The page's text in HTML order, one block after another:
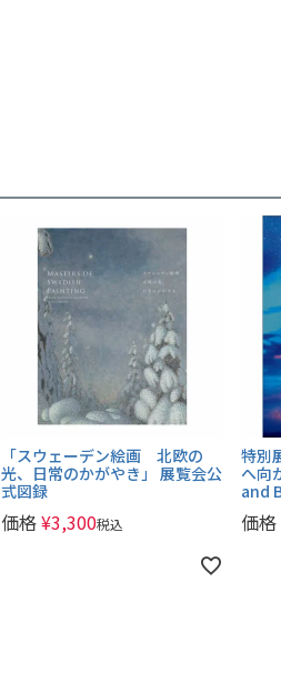
「スウェーデン絵画 北欧の
光、日常のかがやき」 展覧会公
式図録
価格¥3,300税込
特別
へ向
and
価格